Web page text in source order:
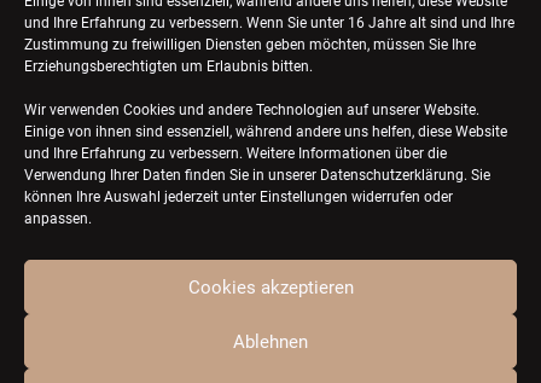
und Ihre Erfahrung zu verbessern. Wenn Sie unter 16 Jahre alt sind und Ihre
Zustimmung zu freiwilligen Diensten geben möchten, müssen Sie Ihre
Erziehungsberechtigten um Erlaubnis bitten.
Wir verwenden Cookies und andere Technologien auf unserer Website.
Einige von ihnen sind essenziell, während andere uns helfen, diese Website
und Ihre Erfahrung zu verbessern. Weitere Informationen über die
Verwendung Ihrer Daten finden Sie in unserer Datenschutzerklärung. Sie
können Ihre Auswahl jederzeit unter Einstellungen widerrufen oder
anpassen.
Cookies akzeptieren
Ablehnen
Bestellungen
Konto-Details
© ZQTL ceramics 2026